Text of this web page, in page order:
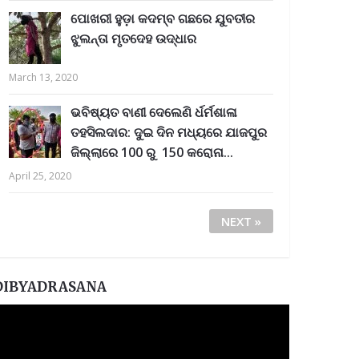
ପୋଖରୀ ହୁଡ଼ା କଦମ୍ବ ଗଛରେ ଯୁବତୀର
ଝୁଲନ୍ତା ମୃତଦେହ ଉଦ୍ଧାର
March 13, 2020
ଭବିଷ୍ୟତ ବାଣୀ ଦେଲେଣି ର୍ଧର୍ମଶାଳା
ତହସିଲଦାର: ଦୁଇ ଦିନ ମଧ୍ୟରେ ଯାଜପୁର
ଜିଲ୍ଲାରେ 100 ରୁ 150 କରୋନା...
April 25, 2020
NEXT »